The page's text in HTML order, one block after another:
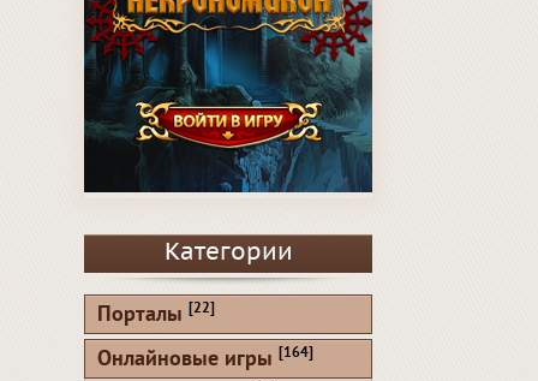
Категории
Порталы [22]
Онлайновые игры [164]